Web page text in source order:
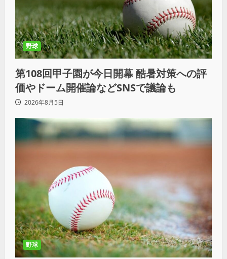
野球
第108回甲子園が今日開幕 酷暑対策への評
価やドーム開催論などSNSで議論も
2026年8月5日
野球